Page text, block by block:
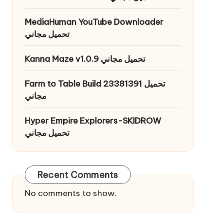
MediaHuman YouTube Downloader
تحميل مجاني
Kanna Maze v1.0.9 تحميل مجاني
Farm to Table Build 23381391 تحميل
مجاني
Hyper Empire Explorers-SKIDROW
تحميل مجاني
Recent Comments
No comments to show.